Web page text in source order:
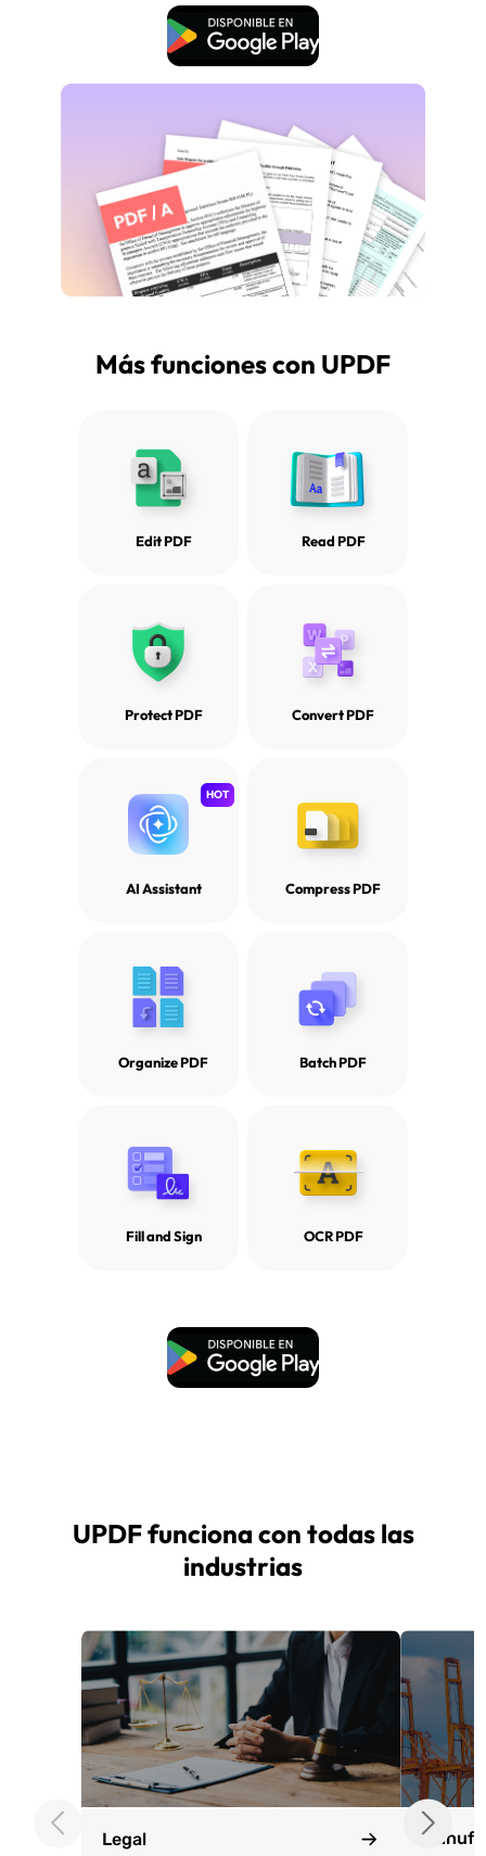
Descarga Gratuita
Más funciones con UPDF
Edit PDF Read PDF
Protect PDF Convert PDF
AI Assistant
HOT
Compress PDF
Organize PDF Batch PDF
Fill and Sign OCR PDF
Descarga Gratuita
UPDF funciona con todas las
industrias